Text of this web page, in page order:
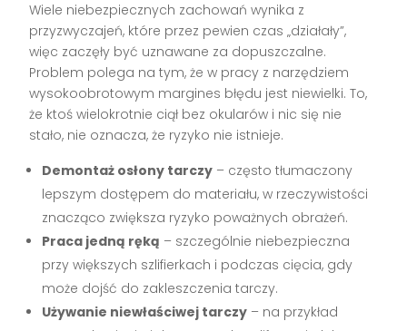
Wiele niebezpiecznych zachowań wynika z
przyzwyczajeń, które przez pewien czas „działały”,
więc zaczęły być uznawane za dopuszczalne.
Problem polega na tym, że w pracy z narzędziem
wysokoobrotowym margines błędu jest niewielki. To,
że ktoś wielokrotnie ciął bez okularów i nic się nie
stało, nie oznacza, że ryzyko nie istnieje.
Demontaż osłony tarczy – często tłumaczony
lepszym dostępem do materiału, w rzeczywistości
znacząco zwiększa ryzyko poważnych obrażeń.
Praca jedną ręką – szczególnie niebezpieczna
przy większych szlifierkach i podczas cięcia, gdy
może dojść do zakleszczenia tarczy.
Używanie niewłaściwej tarczy – na przykład